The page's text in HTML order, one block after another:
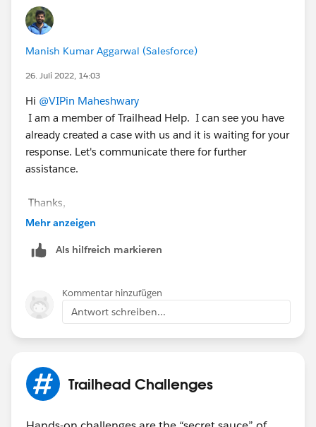
Manish Kumar Aggarwal (Salesforce)
26. Juli 2022, 14:03
Hi @VIPin Maheshwary
I am a member of Trailhead Help. I can see you have
already created a case with us and it is waiting for your
response. Let's communicate there for further
assistance.
Thanks,
Manish
++TrailheadHelpFollowUp
Mehr anzeigen
Als hilfreich markieren
Kommentar hinzufügen
Antwort schreiben...
Trailhead Challenges